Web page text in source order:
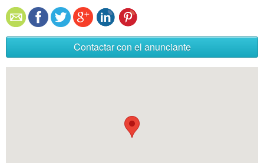
Contactar con el anunciante